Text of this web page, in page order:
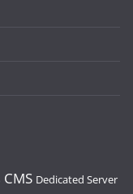
CMS Dedicated Server